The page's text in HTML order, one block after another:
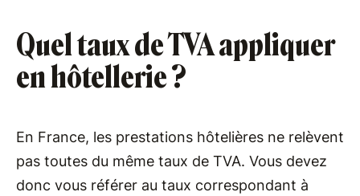
Quel taux de TVA appliquer
en hôtellerie ?
En France, les prestations hôtelières ne relèvent
pas toutes du même taux de TVA. Vous devez
donc vous référer au taux correspondant à